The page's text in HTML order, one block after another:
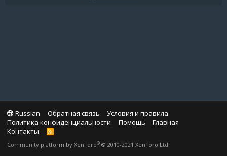
Russian Обратная связь
Условия и правила
Политика конфиденциальности
Помощь
Главная
Контакты
R
S
Community platform by XenForo® © 2010-2021 XenForo Ltd.